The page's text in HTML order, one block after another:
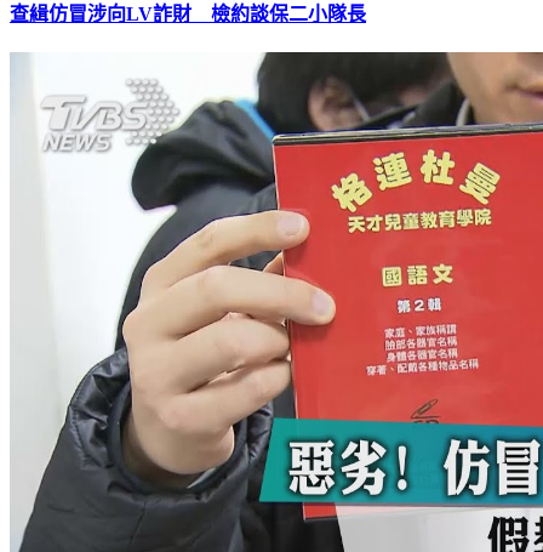
查緝仿冒涉向LV詐財 檢約談保二小隊長